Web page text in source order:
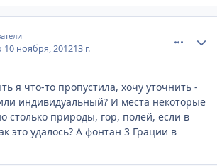
10 ноября, 201213 г.
я что-то пропустила, хочу уточнить -
индивидуальный? И места некоторые
столько природы, гор, полей, если в
это удалось? А фонтан 3 Грации в